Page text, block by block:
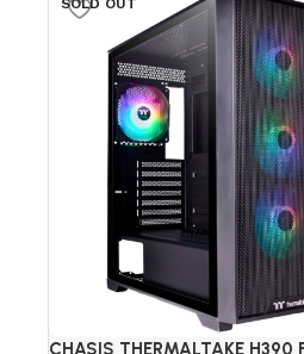
SOLD OUT
CHASIS THERMALTAKE H390